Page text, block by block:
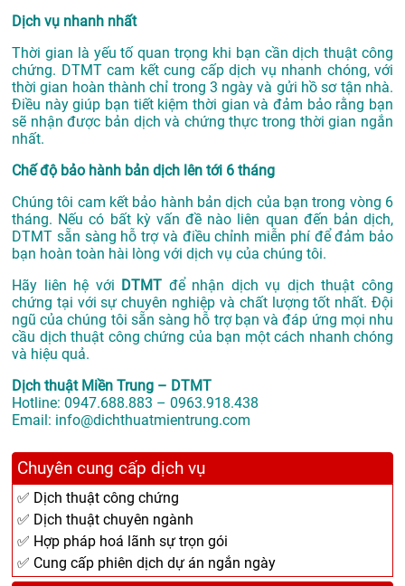
Dịch vụ nhanh nhất
Thời gian là yếu tố quan trọng khi bạn cần dịch thuật công
chứng. DTMT cam kết cung cấp dịch vụ nhanh chóng, với
thời gian hoàn thành chỉ trong 3 ngày và gửi hồ sơ tận nhà.
Điều này giúp bạn tiết kiệm thời gian và đảm bảo rằng bạn
sẽ nhận được bản dịch và chứng thực trong thời gian ngắn
nhất.
Chế độ bảo hành bản dịch lên tới 6 tháng
Chúng tôi cam kết bảo hành bản dịch của bạn trong vòng 6
tháng. Nếu có bất kỳ vấn đề nào liên quan đến bản dịch,
DTMT sẵn sàng hỗ trợ và điều chỉnh miễn phí để đảm bảo
bạn hoàn toàn hài lòng với dịch vụ của chúng tôi.
Hãy liên hệ với DTMT để nhận dịch vụ dịch thuật công
chứng tại với sự chuyên nghiệp và chất lượng tốt nhất. Đội
ngũ của chúng tôi sẵn sàng hỗ trợ bạn và đáp ứng mọi nhu
cầu dịch thuật công chứng của bạn một cách nhanh chóng
và hiệu quả.
Dịch thuật Miền Trung – DTMT
Hotline: 0947.688.883 – 0963.918.438
Email: info@dichthuatmientrung.com
Chuyên cung cấp dịch vụ
✅ Dịch thuật công chứng
✅ Dịch thuật chuyên ngành
✅ Hợp pháp hoá lãnh sự trọn gói
✅ Cung cấp phiên dịch dự án ngắn ngày